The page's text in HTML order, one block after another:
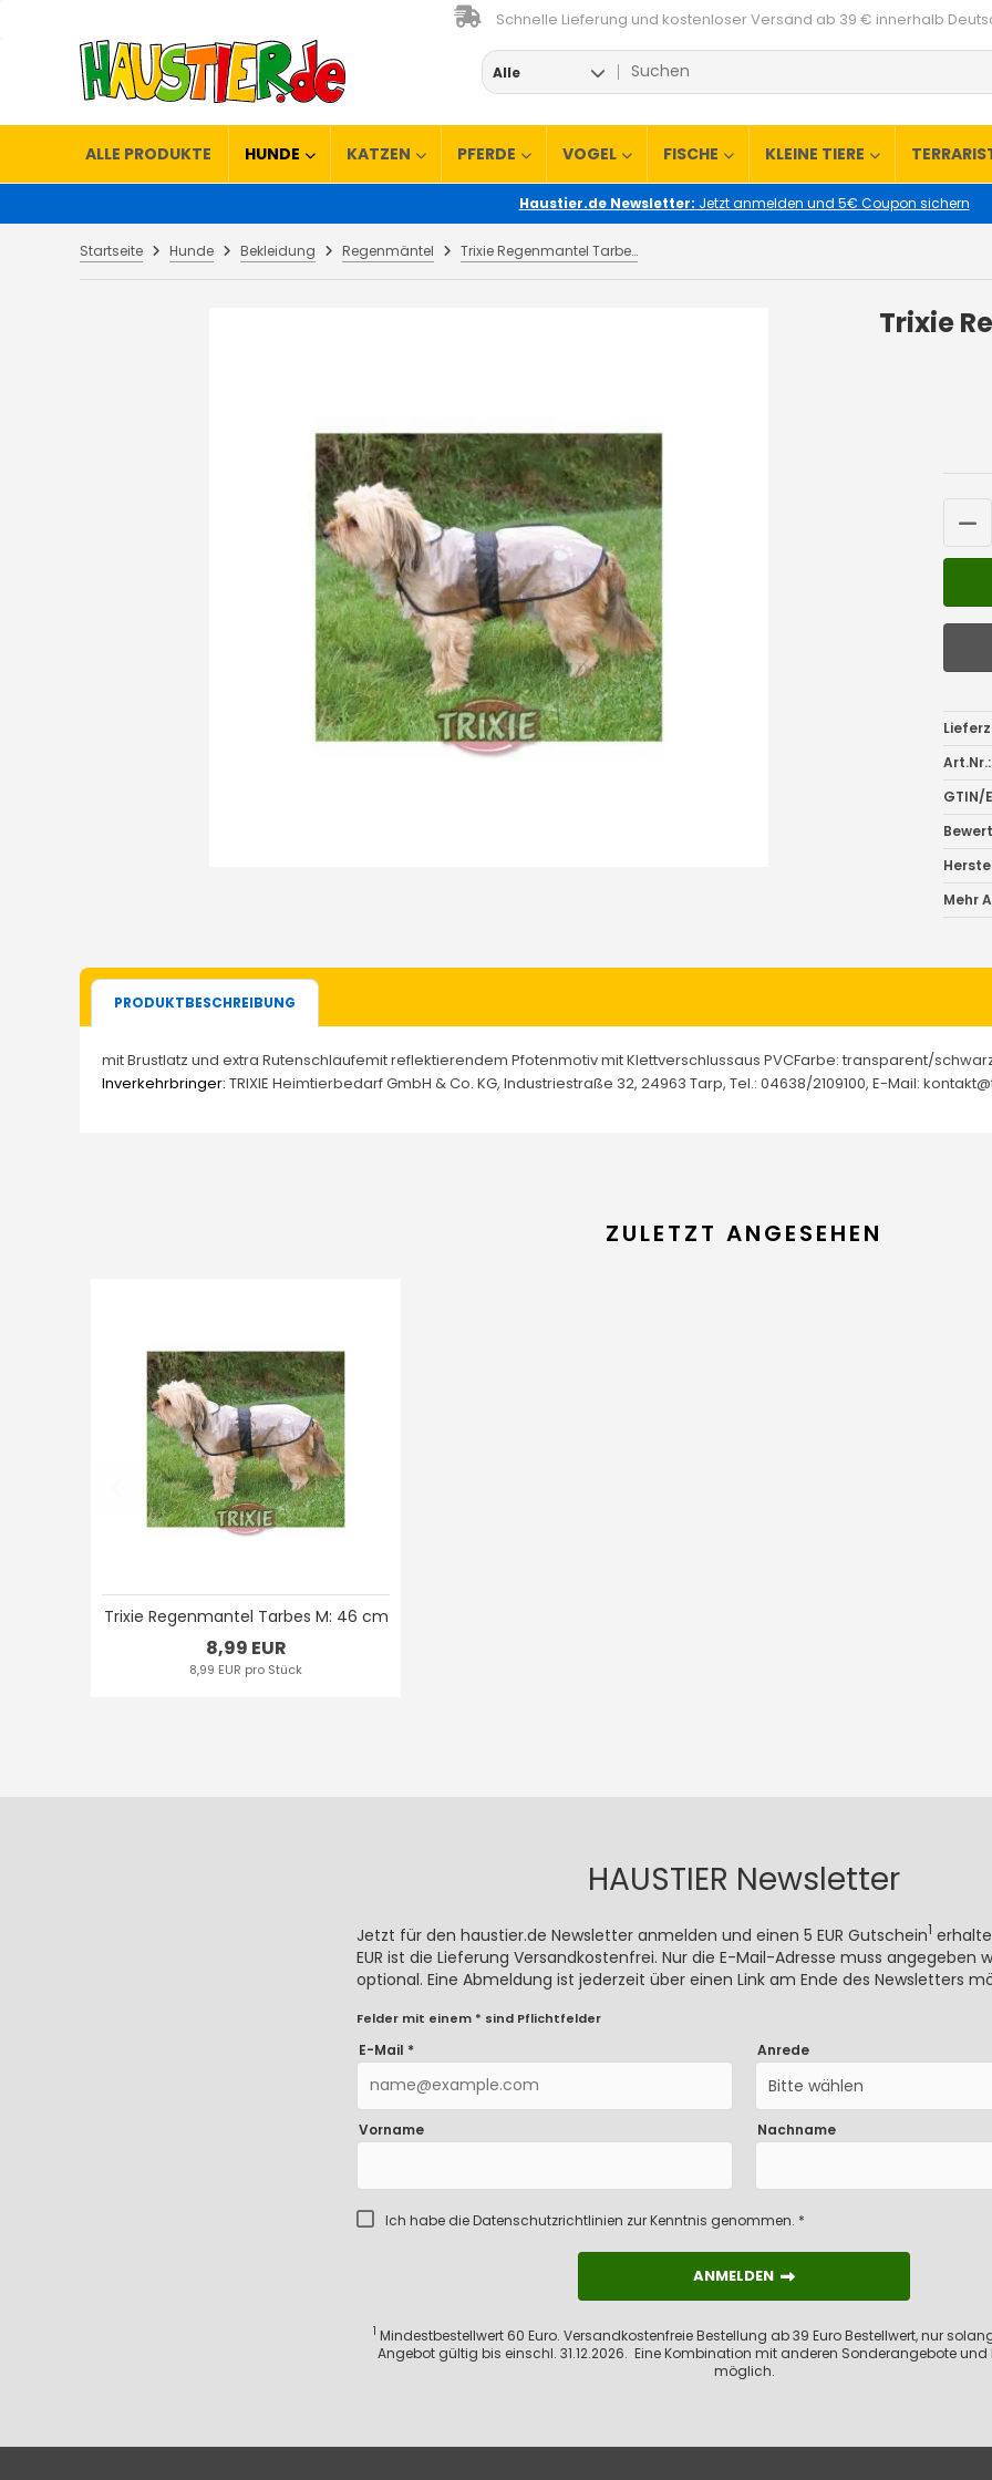
Schnelle Lieferung und kostenloser Versand ab 39 € innerhalb
Alle
ALLE PRODUKTE HUNDE KATZEN PFERDE VOGEL FISCHE KLEINE TIERE
Haustier.de Newsletter: Jetzt anmelden und 5€ Coupon sichern
Startseite Hunde Bekleidung Regenmäntel Trixie Regenmantel Tarbes M: 46 cm
Trixie
Art.Nr.:
GTIN/
Mehr
PRODUKTBESCHREIBUNG
mit Brustlatz und extra Rutenschlaufemit reflektierendem Pfotenmotiv mit Klettverschlussaus PVCFarbe: transparent/
Inverkehrbringer: TRIXIE Heimtierbedarf GmbH & Co. KG, Industriestraße 32, 24963 Tarp, Tel.: 04638/2109100, E-Mail:
ZULETZT ANGESEHEN
Trixie Regenmantel Tarbes M: 46 cm
8,99 EUR
8,99 EUR pro Stück
HAUSTIER Newsletter
Jetzt für den haustier.de Newsletter anmelden und einen 5 EUR Gutschein1
EUR ist die Lieferung Versandkostenfrei. Nur die E-Mail-Adresse muss angegeben
optional. Eine Abmeldung ist jederzeit über einen Link am Ende des Newsletters
Felder mit einem * sind Pflichtfelder
E-Mail * Anrede
Bitte wählen
Vorname Nachname
Ich habe dieDatenschutzrichtlinien zur Kenntnis genommen. *
ANMELDEN
ANMELDEN
1 Mindestbestellwert 60 Euro. Versandkostenfreie Bestellung ab 39 Euro Bestellwert, nur
Angebot gültig bis einschl. 31.12.2026. Eine Kombination mit anderen Sonderangebote
möglich.